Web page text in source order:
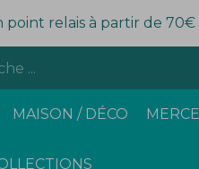
point relais à partir de
MAISON / DÉCO